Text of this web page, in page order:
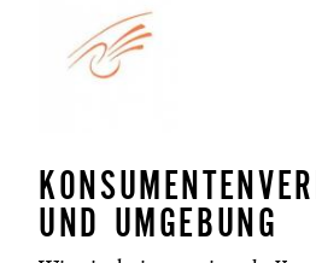
UND UMGEBUNG